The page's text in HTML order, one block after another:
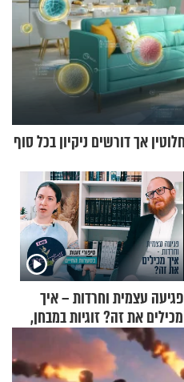
אך דורשים ניקיון בכל סוף
פגיעה עצמית וחרדות – איך
מכילים את זה? זוגיות במבחן,
הפעם עם יהודית ואלתר כהן